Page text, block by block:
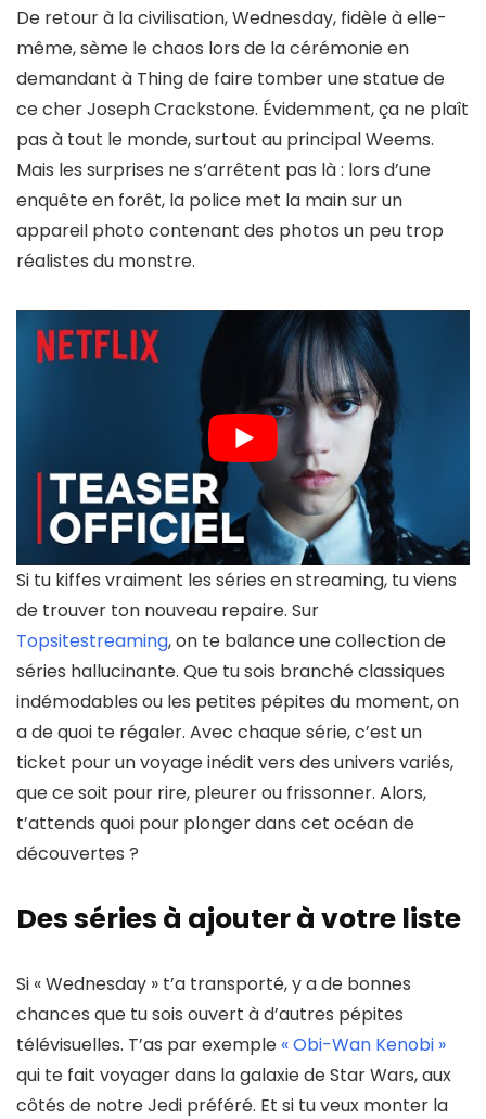
De retour à la civilisation, Wednesday, fidèle à elle-
même, sème le chaos lors de la cérémonie en
demandant à Thing de faire tomber une statuede
ce cher Joseph Crackstone. Évidemment, ça ne plaît
pas à tout le monde, surtout au principal Weems.
Mais les surprises ne s’arrêtent pas là : lors d’une
enquête en forêt, la police met la main sur un
appareil photo contenant des photos un peu trop
réalistes du monstre.
Si tu kiffes vraiment les séries en streaming, tu viens
de trouver ton nouveau repaire. Sur
Topsitestreaming, on te balance unecollection de
séries hallucinante. Que tu sois branché classiques
indémodables ou les petites pépites du moment, on
a de quoi te régaler. Avec chaque série, c’est un
ticket pour unvoyage inédit vers des univers variés,
que ce soit pour rire, pleurer ou frissonner. Alors,
t’attends quoi pour plonger dans cet océan de
découvertes ?
Des séries à ajouter à votre liste
Si « Wednesday » t’a transporté, y a de bonnes
chances que tu sois ouvert à d’autres pépites
télévisuelles. T’as par exemple « Obi-Wan Kenobi »
qui te fait voyager dans la galaxie de Star Wars, aux
côtés de notre Jedi préféré. Et si tu veux monter la